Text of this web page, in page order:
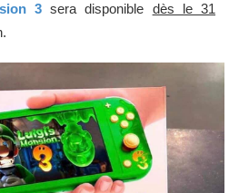
3 sera disponible dès le 31